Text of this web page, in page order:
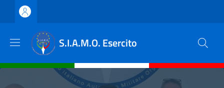
Salta al contenuto principale
Skip to footer content
S.I.A.M.O. Esercito